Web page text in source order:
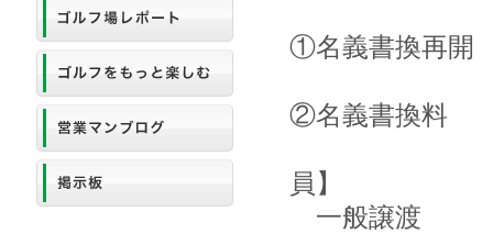
①名義書換再
②名義書換料
員】 【
一般譲